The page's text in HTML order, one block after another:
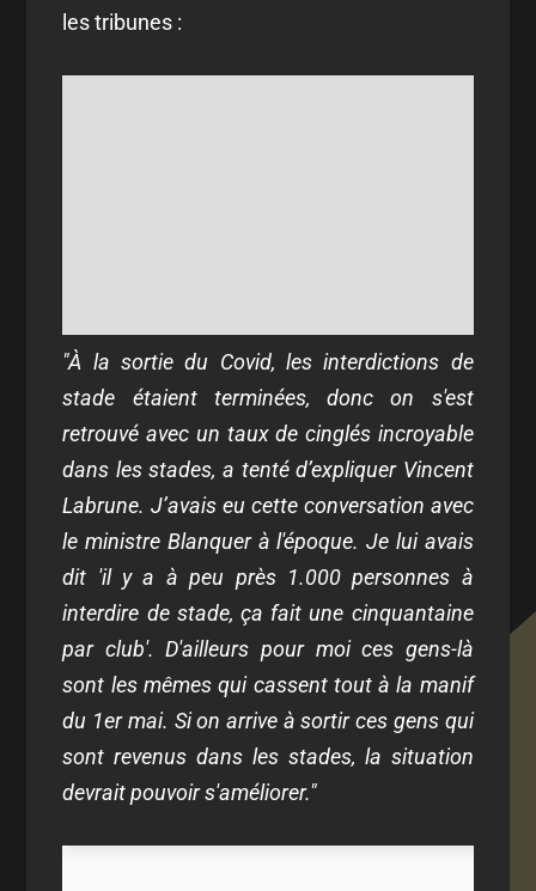
les tribunes :
"À la sortie du Covid, les interdictions de
stade étaient terminées, donc on s'est
retrouvé avec un taux de cinglés incroyable
dans les stades, a tenté d’expliquer Vincent
Labrune. J’avais eu cette conversation avec
le ministre Blanquer à l'époque. Je lui avais
dit 'il y a à peu près 1.000 personnes à
interdire de stade, ça fait une cinquantaine
par club'. D'ailleurs pour moi ces gens-là
sont les mêmes qui cassent tout à la manif
du 1er mai. Si on arrive à sortir ces gens qui
sont revenus dans les stades, la situation
devrait pouvoir s'améliorer."